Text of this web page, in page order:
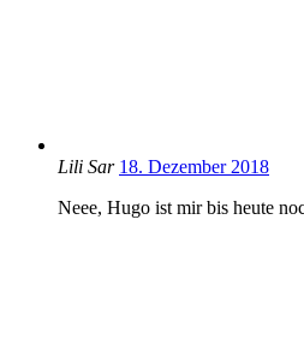
Lili Sar 18. Dezember 2018
Neee, Hugo ist mir bis heute